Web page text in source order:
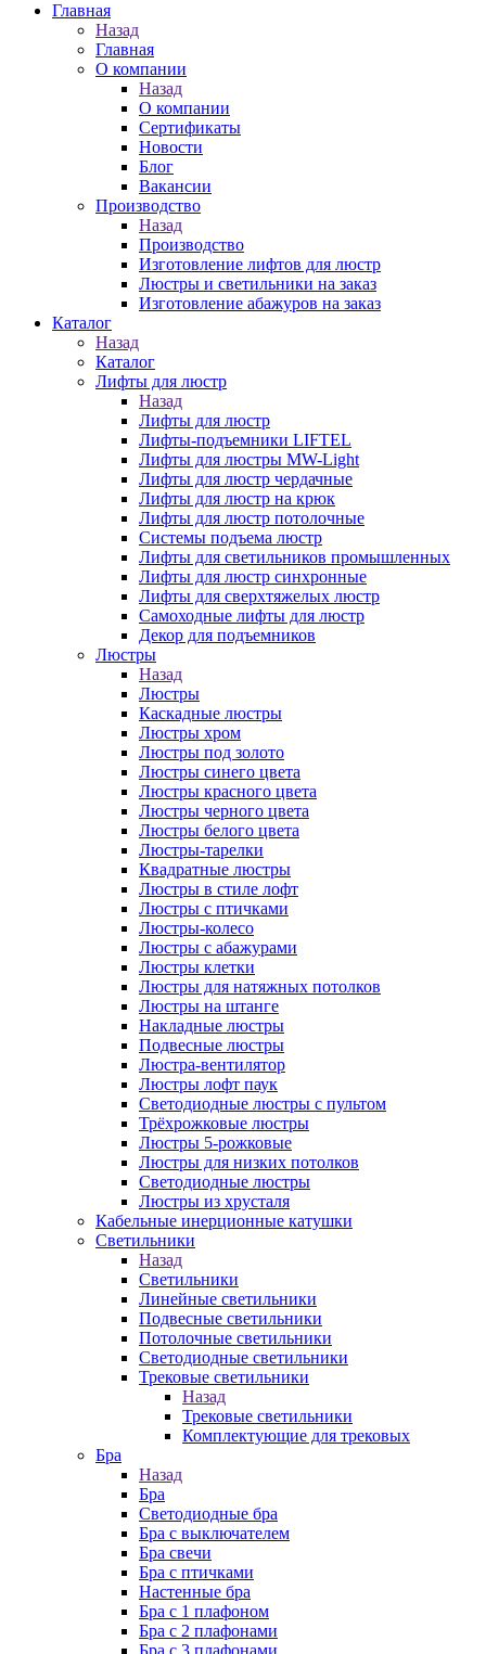
Главная
Назад
Главная
О компании
Назад
О компании
Сертификаты
Новости
Блог
Вакансии
Производство
Назад
Производство
Изготовление лифтов для люстр
Люстры и светильники на заказ
Изготовление абажуров на заказ
Каталог
Назад
Каталог
Лифты для люстр
Назад
Лифты для люстр
Лифты-подъемники LIFTEL
Лифты для люстры MW-Light
Лифты для люстр чердачные
Лифты для люстр на крюк
Лифты для люстр потолочные
Системы подъема люстр
Лифты для светильников промышленных
Лифты для люстр синхронные
Лифты для сверхтяжелых люстр
Самоходные лифты для люстр
Декор для подъемников
Люстры
Назад
Люстры
Каскадные люстры
Люстры хром
Люстры под золото
Люстры синего цвета
Люстры красного цвета
Люстры черного цвета
Люстры белого цвета
Люстры-тарелки
Квадратные люстры
Люстры в стиле лофт
Люстры с птичками
Люстры-колесо
Люстры с абажурами
Люстры клетки
Люстры для натяжных потолков
Люстры на штанге
Накладные люстры
Подвесные люстры
Люстра-вентилятор
Люстры лофт паук
Светодиодные люстры с пультом
Трёхрожковые люстры
Люстры 5-рожковые
Люстры для низких потолков
Cветодиодные люстры
Люстры из хрусталя
Кабельные инерционные катушки
Светильники
Назад
Светильники
Линейные светильники
Подвесные светильники
Потолочные светильники
Светодиодные светильники
Трековые светильники
Назад
Трековые светильники
Комплектующие для трековых
Бра
Назад
Бра
Светодиодные бра
Бра с выключателем
Бра свечи
Бра с птичками
Настенные бра
Бра с 1 плафоном
Бра с 2 плафонами
Бра с 3 плафонами